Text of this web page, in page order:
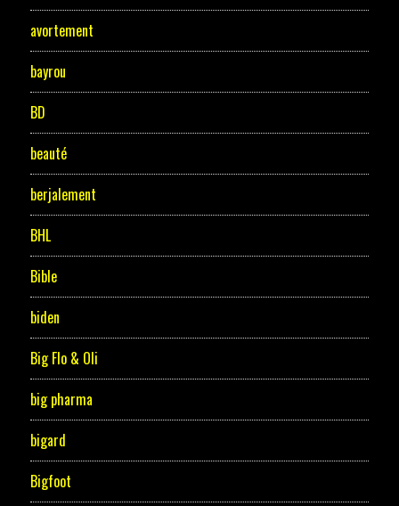
avortement
bayrou
BD
beauté
berjalement
BHL
Bible
biden
Big Flo & Oli
big pharma
bigard
Bigfoot